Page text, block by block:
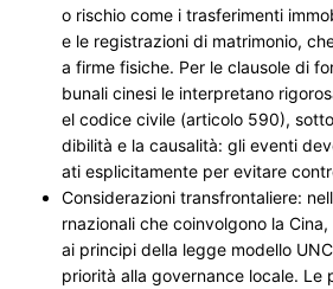
o rischio come i trasferimenti
e le registrazioni di matrimonio,
a firme fisiche. Per le clausole di
bunali cinesi le interpretano
el codice civile (articolo 590),
dibilità e la causalità: gli eventi
ati esplicitamente per evitare
Considerazioni transfrontaliere:
rnazionali che coinvolgono la
ai principi della legge modello
priorità alla governance locale. Le